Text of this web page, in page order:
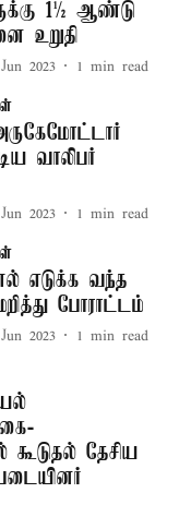
1½ ஆண்டு
உறுதி
2023 1 min read
வாலிபர்
2023 1 min read
எடுக்க வந்த
போராட்டம்
2023 1 min read
கூடுதல் தேசிய